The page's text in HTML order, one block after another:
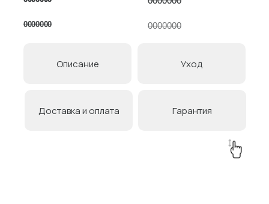
0000000 0000000
Гарантия
Доставка и оплата
Уход
Описание